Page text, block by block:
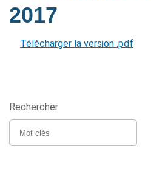
2017
Télécharger la version .pdf
Rechercher